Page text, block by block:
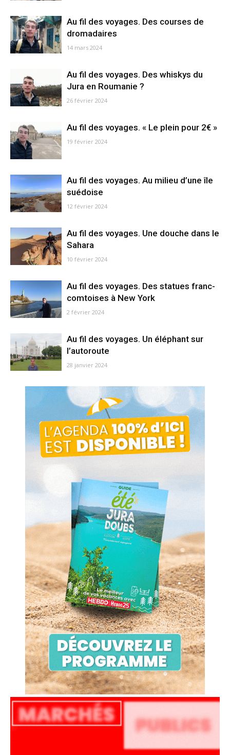
Au fil des voyages. Des courses de
dromadaires
14 mars 2024
Au fil des voyages. Des whiskys du
Jura en Roumanie ?
26 février 2024
Au fil des voyages. « Le plein pour 2€ »
19 février 2024
Au fil des voyages. Au milieu d’une île
suédoise
12 février 2024
Au fil des voyages. Une douche dans le
Sahara
10 février 2024
Au fil des voyages. Des statues franc-
comtoises à New York
2 février 2024
Au fil des voyages. Un éléphant sur
l’autoroute
28 janvier 2024